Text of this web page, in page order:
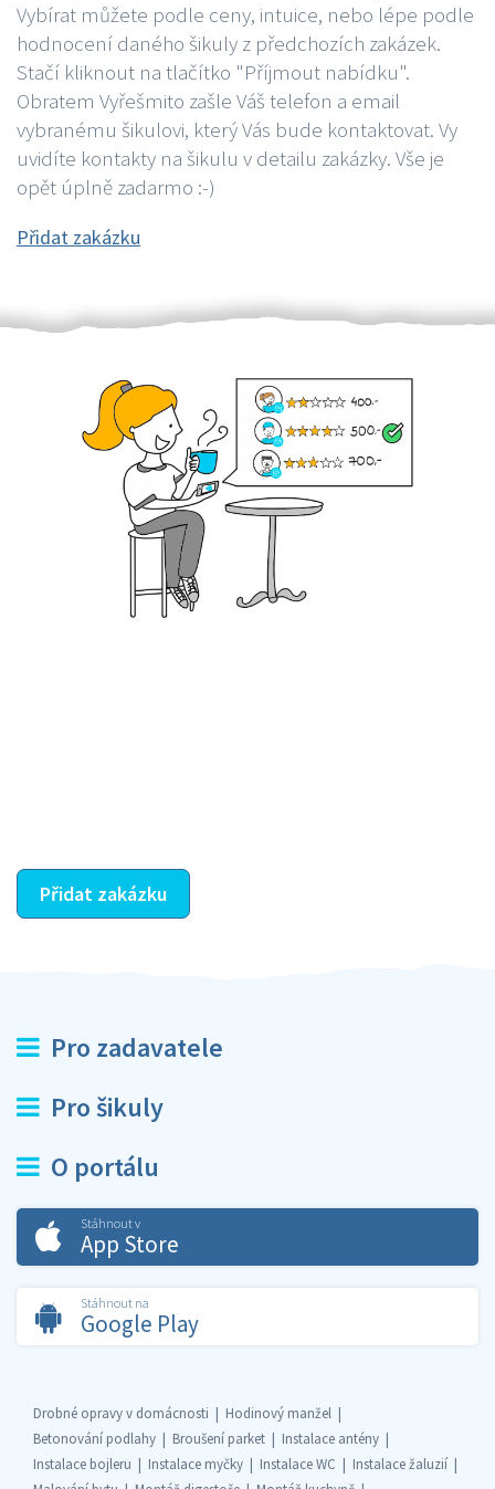
Vybírat můžete podle ceny, intuice, nebo lépe podle
hodnocení daného šikuly z předchozích zakázek.
Stačí kliknout na tlačítko "Příjmout nabídku".
Obratem Vyřešmito zašle Váš telefon a email
vybranému šikulovi, který Vás bude kontaktovat. Vy
uvidíte kontakty na šikulu v detailu zakázky. Vše je
opět úplně zadarmo :-)
Přidat zakázku
Přidat zakázku
Pro zadavatele
Pro šikuly
O portálu
Stáhnout v
App Store
Stáhnout na
Google Play
Drobné opravy v domácnosti
Hodinový manžel
Betonování podlahy
Broušení parket
Instalace antény
Instalace bojleru
Instalace myčky Instalace WC
Instalace žaluzií